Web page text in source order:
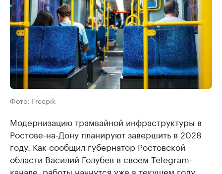
Фото: Freepik
Модернизацию трамвайной инфраструктуры в
Ростове-на-Дону планируют завершить в 2028
году. Как сообщил губернатор Ростовской
области Василий Голубев в своем Telegram-
канале, работы начнутся уже в текущем году.